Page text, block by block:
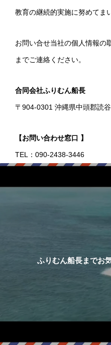
教育の継続的実施に努めてま
お問い合せ当社の個人情報の
までご連絡ください。
合同会社ふりむん船長
〒904-0301 沖縄県中頭郡読
【お問い合わせ窓口 】
TEL：090-2438-3446
ふりむん船長までお